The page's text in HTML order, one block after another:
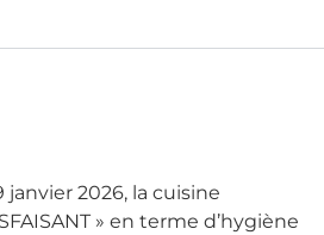
2026, la cuisine
» en terme d’hygiène